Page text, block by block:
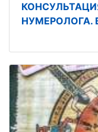
НУМЕРОЛОГА.